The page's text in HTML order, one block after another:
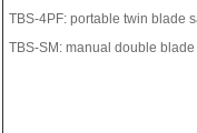
TBS-4PF: portable twin blade
TBS-SM: manual double blade